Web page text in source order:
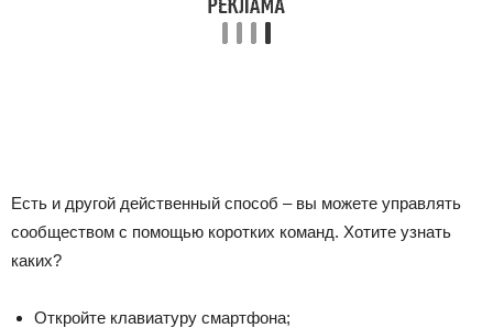
Есть и другой действенный способ – вы можете управлять
сообществом с помощью коротких команд. Хотите узнать
каких?
Откройте клавиатуру смартфона;